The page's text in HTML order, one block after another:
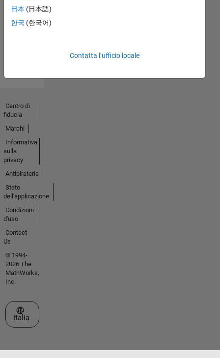
Nessuna
attività
日本 (日本語)
한국 (한국어)
Contatta l’ufficio locale
Centro di
fiducia
Marchi
Informativa
sulla
privacy
Antipirateria
Stato
dell'applicazione
Condizioni
d'uso
Contact
Us
© 1994-
2026 The
MathWorks,
Inc.
Seleziona un sito web
Italia